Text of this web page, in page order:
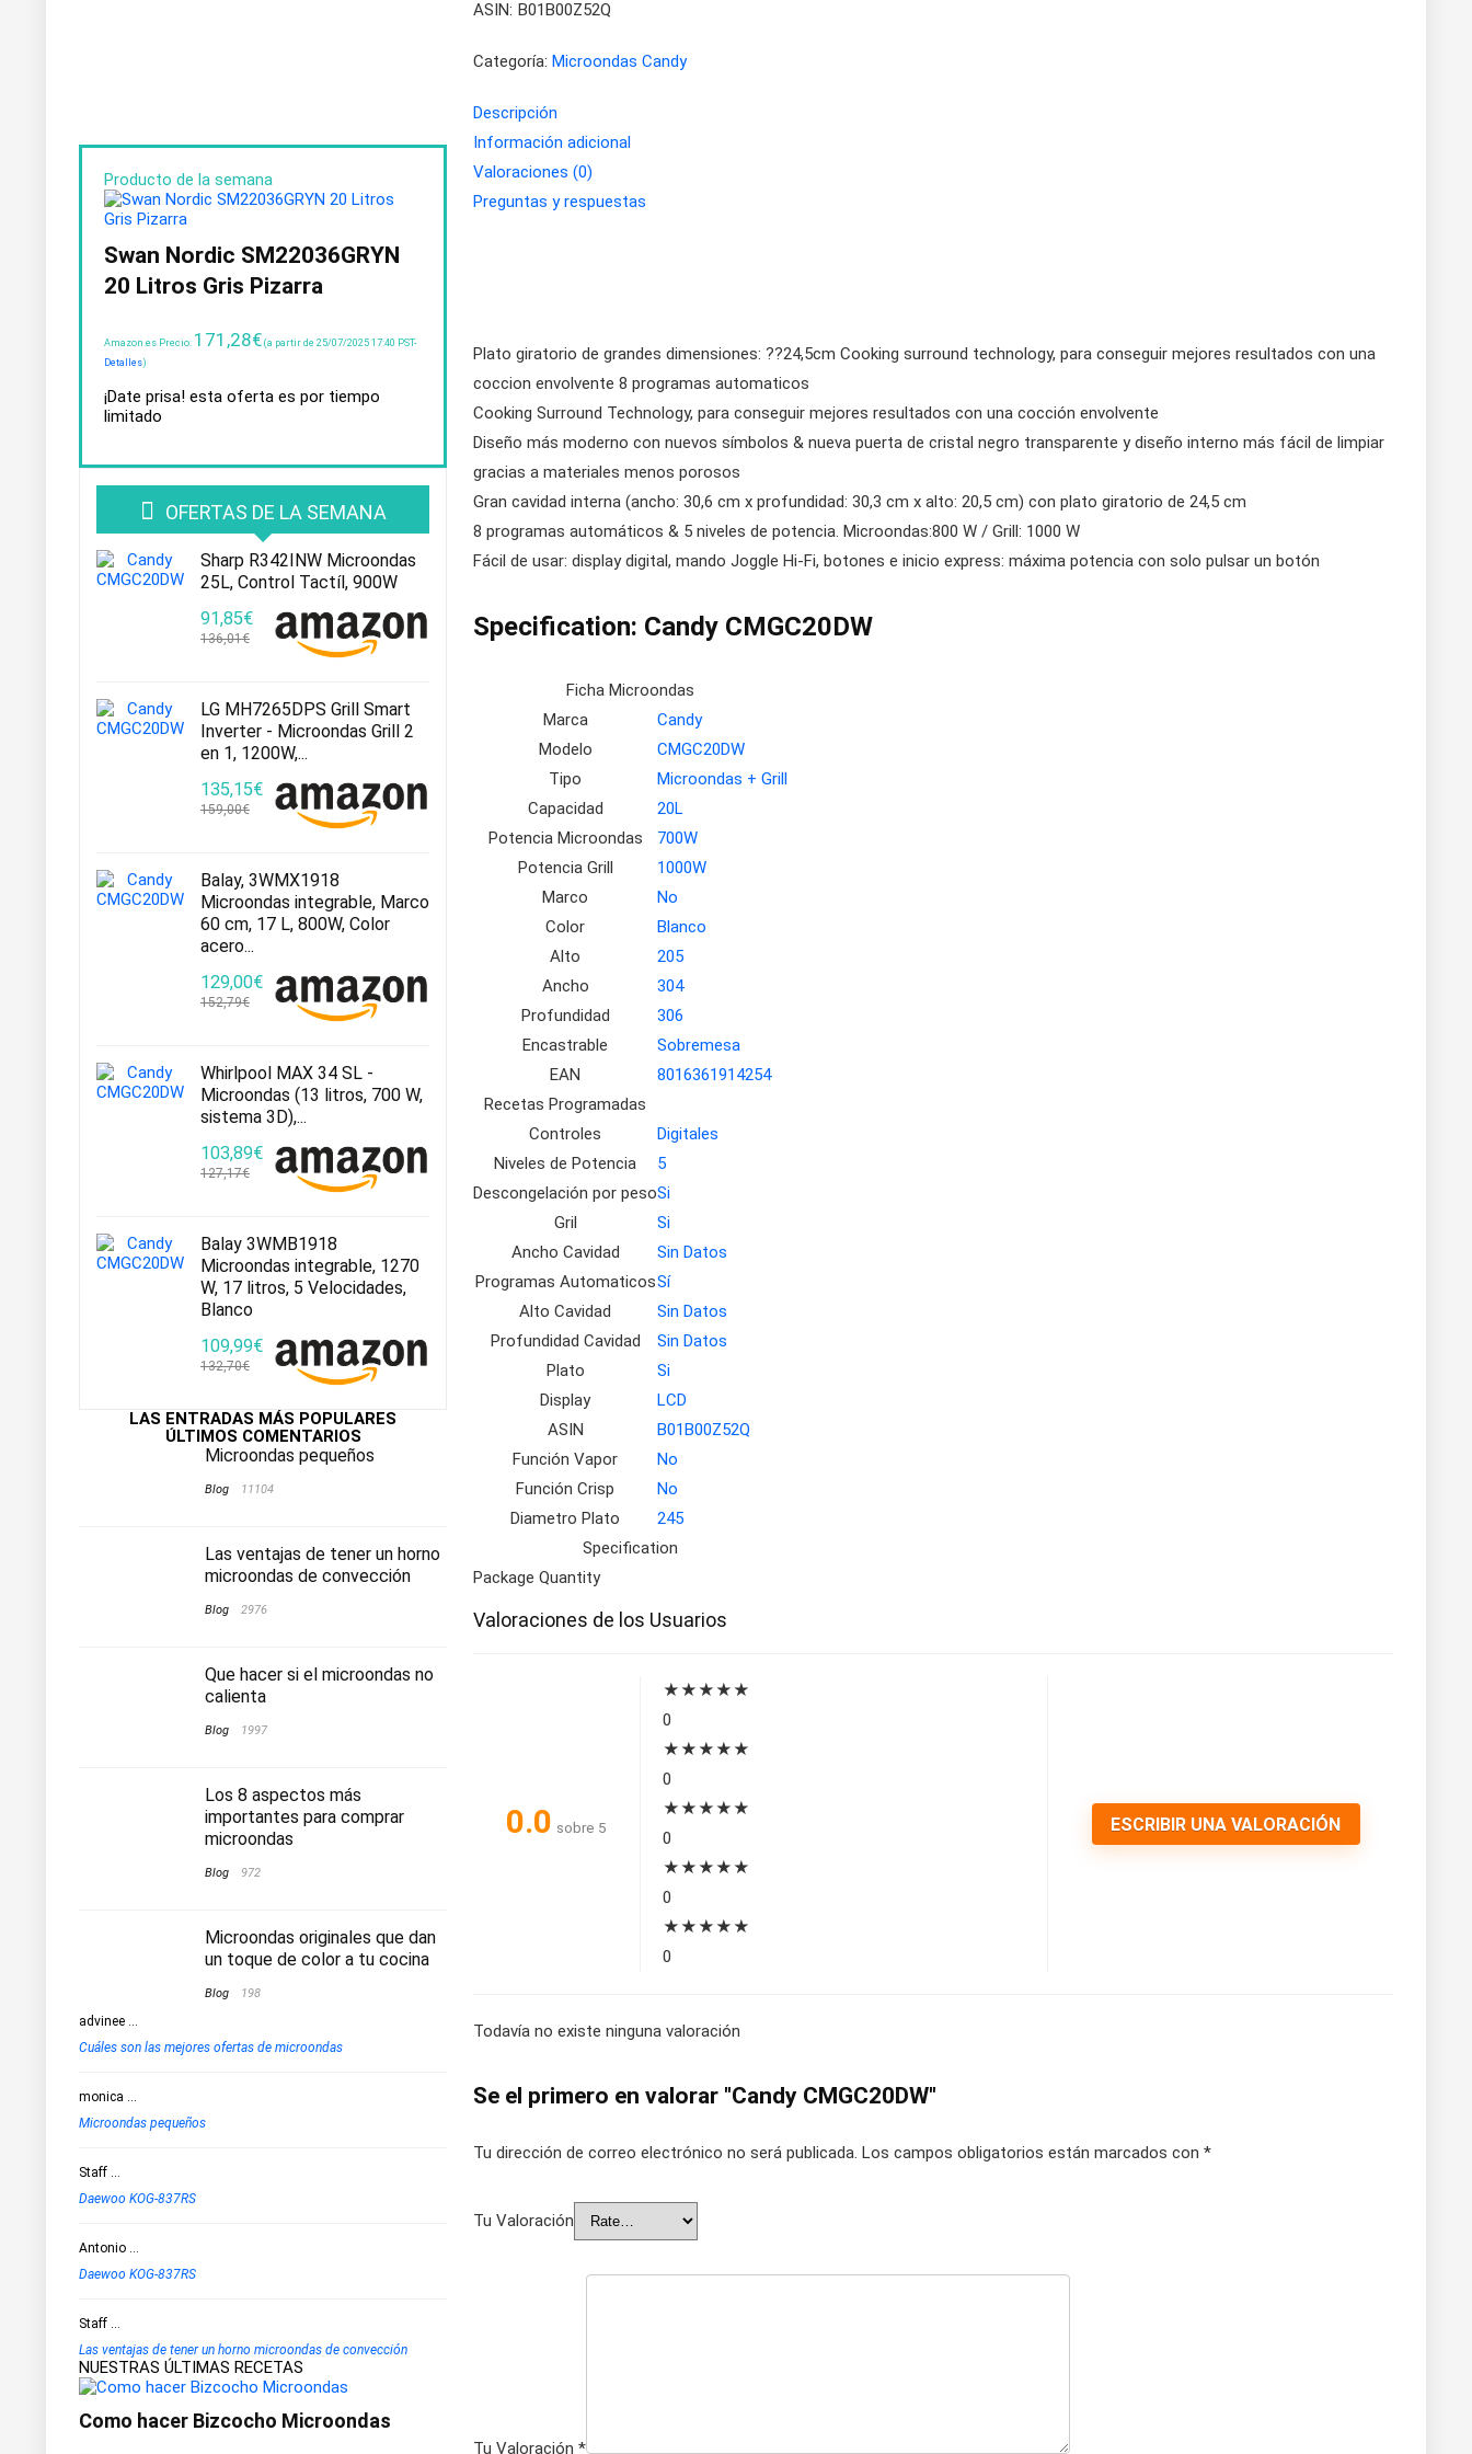
ASIN: B01B00Z52Q
Categoría: Microondas Candy
Descripción
Información adicional
Valoraciones (0)
Preguntas y respuestas
Plato giratorio de grandes dimensiones: ??24,5cm Cooking surround technology, para conseguir mejores resultados con una
coccion envolvente 8 programas automaticos
Cooking Surround Technology, para conseguir mejores resultados con una cocción envolvente
Diseño más moderno con nuevos símbolos & nueva puerta de cristal negro transparente y diseño interno más fácil de limpiar
gracias a materiales menos porosos
Gran cavidad interna (ancho: 30,6 cm x profundidad: 30,3 cm x alto: 20,5 cm) con plato giratorio de 24,5 cm
8 programas automáticos & 5 niveles de potencia. Microondas:800 W / Grill: 1000 W
Fácil de usar: display digital, mando Joggle Hi-Fi, botones e inicio express: máxima potencia con solo pulsar un botón
Specification: Candy CMGC20DW
Ficha Microondas
Marca
Candy
Modelo
CMGC20DW
Tipo
Microondas + Grill
Capacidad
20L
Potencia Microondas
700W
Potencia Grill
1000W
Marco
No
Color
Blanco
Alto
205
Ancho
304
Profundidad
306
Encastrable
Sobremesa
EAN
8016361914254
Recetas Programadas
Controles
Digitales
Niveles de Potencia
5
Descongelación por pesoSi
Gril
Si
Ancho Cavidad
Sin Datos
Programas AutomaticosSí
Alto Cavidad
Sin Datos
Profundidad Cavidad
Sin Datos
Plato
Si
Display
LCD
ASIN
B01B00Z52Q
Función Vapor
No
Función Crisp
No
Diametro Plato
245
Specification
Package Quantity
Valoraciones de los Usuarios
0.0 sobre 5
★★★★★
0
★★★★★
0
★★★★★
0
★★★★★
0
★★★★★
0
ESCRIBIR UNA VALORACIÓN
Todavía no existe ninguna valoración
Se el primero en valorar "Candy CMGC20DW"
Tu dirección de correo electrónico no será publicada. Los campos obligatorios están marcados con *
Tu Valoración
Tu Valoración *
Producto de la semana
Swan Nordic SM22036GRYN
20 Litros Gris Pizarra
Amazon.es Precio: 171,28€ (a partir de 25/07/2025 17:40 PST-
Detalles)
¡Date prisa! esta oferta es por tiempo
limitado
OFERTAS DE LA SEMANA
Sharp R342INW Microondas
25L, Control Tactíl, 900W
91,85€
136,01€
LG MH7265DPS Grill Smart
Inverter - Microondas Grill 2
en 1, 1200W,...
135,15€
159,00€
Balay, 3WMX1918
Microondas integrable, Marco
60 cm, 17 L, 800W, Color
acero...
129,00€
152,79€
Whirlpool MAX 34 SL -
Microondas (13 litros, 700 W,
sistema 3D),...
103,89€
127,17€
Balay 3WMB1918
Microondas integrable, 1270
W, 17 litros, 5 Velocidades,
Blanco
109,99€
132,70€
LAS ENTRADAS MÁS POPULARES
ÚLTIMOS COMENTARIOS
Microondas pequeños
Blog 11104
Las ventajas de tener un horno
microondas de convección
Blog 2976
Que hacer si el microondas no
calienta
Blog 1997
Los 8 aspectos más
importantes para comprar
microondas
Blog 972
Microondas originales que dan
un toque de color a tu cocina
Blog 198
advinee ...
Cuáles son las mejores ofertas de microondas
monica ...
Microondas pequeños
Staff ...
Daewoo KOG-837RS
Antonio ...
Daewoo KOG-837RS
Staff ...
Las ventajas de tener un horno microondas de convección
NUESTRAS ÚLTIMAS RECETAS
Como hacer Bizcocho Microondas